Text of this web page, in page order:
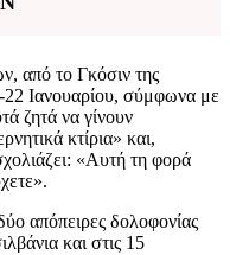
από το Γκόσιν της
22 Ιανουαρίου, σύμφωνα με
ζητά να γίνουν
κτίρια» και,
«Αυτή τη φορά
απόπειρες δολοφονίας
και στις 15